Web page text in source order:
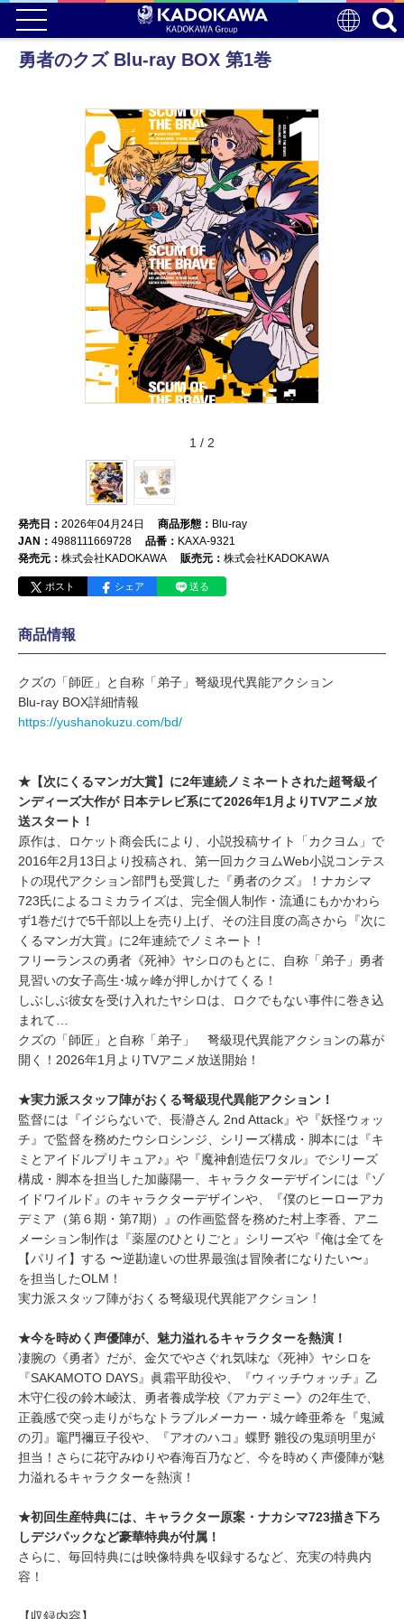
勇者のクズ Blu-ray BOX 第1巻
1 / 2
発売日： 2026年04月24日 商品形態： Blu-ray
JAN： 4988111669728 品番： KAXA-9321
発売元： 株式会社KADOKAWA 販売元： 株式会社KADOKAWA
ポスト シェア 送る
商品情報
クズの「師匠」と自称「弟子」弩級現代異能アクション
​Blu-ray BOX詳細情報
https://yushanokuzu.com/bd/
★【次にくるマンガ大賞】に2年連続ノミネートされた超弩級イ
ンディーズ大作が 日本テレビ系にて2026年1月よりTVアニメ放
送スタート！
原作は、ロケット商会氏により、小説投稿サイト「カクヨム」で
2016年2月13日より投稿され、第一回カクヨムWeb小説コンテス
トの現代アクション部門も受賞した『勇者のクズ』！ナカシマ
723氏によるコミカライズは、完全個人制作・流通にもかかわら
ず1巻だけで5千部以上を売り上げ、その注目度の高さから『次に
くるマンガ大賞』に2年連続でノミネート！
フリーランスの勇者《死神》ヤシロのもとに、自称「弟子」勇者
見習いの女子高生･城ヶ峰が押しかけてくる！
しぶしぶ彼女を受け入れたヤシロは、ロクでもない事件に巻き込
まれて…
クズの「師匠」と自称「弟子」 弩級現代異能アクションの幕が
開く！2026年1月よりTVアニメ放送開始！
★実力派スタッフ陣がおくる弩級現代異能アクション！
監督には『イジらないで、長瀞さん 2nd Attack』や『妖怪ウォッ
チ』で監督を務めたウシロシンジ、シリーズ構成・脚本には『キ
ミとアイドルプリキュア♪』や『魔神創造伝ワタル』でシリーズ
構成・脚本を担当した加藤陽一、キャラクターデザインには『ゾ
イドワイルド』のキャラクターデザインや、『僕のヒーローアカ
デミア（第６期・第7期）』の作画監督を務めた村上李香、アニ
メーション制作は『薬屋のひとりごと』シリーズや『俺は全てを
【パリイ】する 〜逆勘違いの世界最強は冒険者になりたい〜』
を担当したOLM！
実力派スタッフ陣がおくる弩級現代異能アクション！
★今を時めく声優陣が、魅力溢れるキャラクターを熱演！
凄腕の《勇者》だが、金欠でやさぐれ気味な《死神》ヤシロを
『SAKAMOTO DAYS』眞霜平助役や、『ウィッチウォッチ』乙
木守仁役の鈴木崚汰、勇者養成学校《アカデミー》の2年生で、
正義感で突っ走りがちなトラブルメーカー・城ケ峰亜希を『鬼滅
の刃』竈門禰󠄀豆子役や、『アオのハコ』蝶野 雛役の鬼頭明里が
担当！さらに花守みゆりや春海百乃など、今を時めく声優陣が魅
力溢れるキャラクターを熱演！
★初回生産特典には、キャラクター原案・ナカシマ723描き下ろ
しデジパックなど豪華特典が付属！
さらに、毎回特典には映像特典を収録するなど、充実の特典内
容！